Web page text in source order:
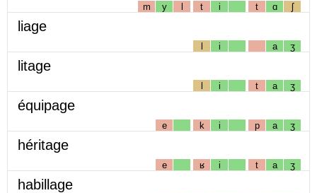
m y l t i t ɑ ʃ
liage
l i a ʒ
litage
l i t a ʒ
équipage
e k i p a ʒ
héritage
e ʁ i t a ʒ
habillage